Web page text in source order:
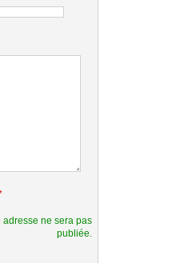
adresse ne sera pas
publiée.